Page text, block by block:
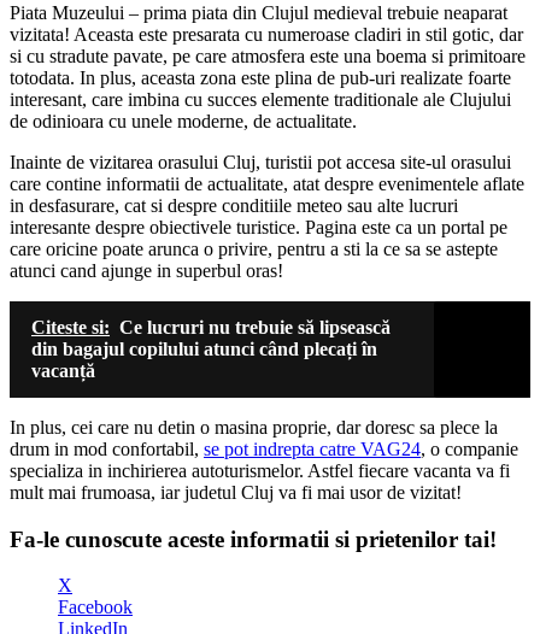
Piata Muzeului – prima piata din Clujul medieval trebuie neaparat
vizitata! Aceasta este presarata cu numeroase cladiri in stil gotic, dar
si cu stradute pavate, pe care atmosfera este una boema si primitoare
totodata. In plus, aceasta zona este plina de pub-uri realizate foarte
interesant, care imbina cu succes elemente traditionale ale Clujului
de odinioara cu unele moderne, de actualitate.
Inainte de vizitarea orasului Cluj, turistii pot accesa site-ul orasului
care contine informatii de actualitate, atat despre evenimentele aflate
in desfasurare, cat si despre conditiile meteo sau alte lucruri
interesante despre obiectivele turistice. Pagina este ca un portal pe
care oricine poate arunca o privire, pentru a sti la ce sa se astepte
atunci cand ajunge in superbul oras!
Citeste si: Ce lucruri nu trebuie să lipsească
din bagajul copilului atunci când plecați în
vacanță
In plus, cei care nu detin o masina proprie, dar doresc sa plece la
drum in mod confortabil, se pot indrepta catre VAG24, o companie
specializa in inchirierea autoturismelor. Astfel fiecare vacanta va fi
mult mai frumoasa, iar judetul Cluj va fi mai usor de vizitat!
Fa-le cunoscute aceste informatii si prietenilor tai!
X
Facebook
LinkedIn